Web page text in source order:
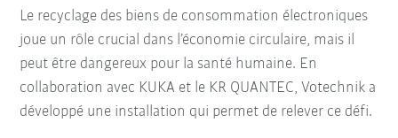
Le recyclage des biens de consommation électroniques
joue un rôle crucial dans l’économie circulaire, mais il
peut être dangereux pour la santé humaine. En
collaboration avec KUKA et le KR QUANTEC, Votechnik a
développé une installation qui permet de relever ce défi.